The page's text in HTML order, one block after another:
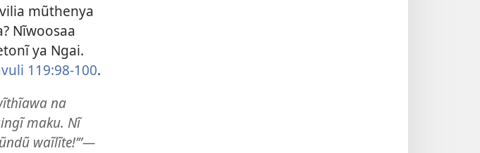
mũthenya
Nĩwoosaa
ya Ngai.
119:98-100.
na
maku. Nĩ
waĩlĩte!’”—